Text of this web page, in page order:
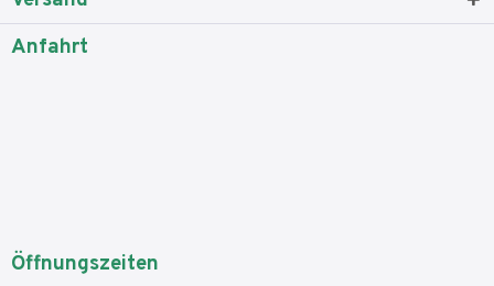
Anfahrt
Öffnungszeiten